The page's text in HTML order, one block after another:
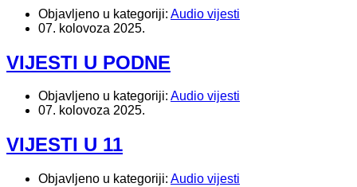
Objavljeno u kategoriji: Audio vijesti
07. kolovoza 2025.
VIJESTI U PODNE
Objavljeno u kategoriji: Audio vijesti
07. kolovoza 2025.
VIJESTI U 11
Objavljeno u kategoriji: Audio vijesti